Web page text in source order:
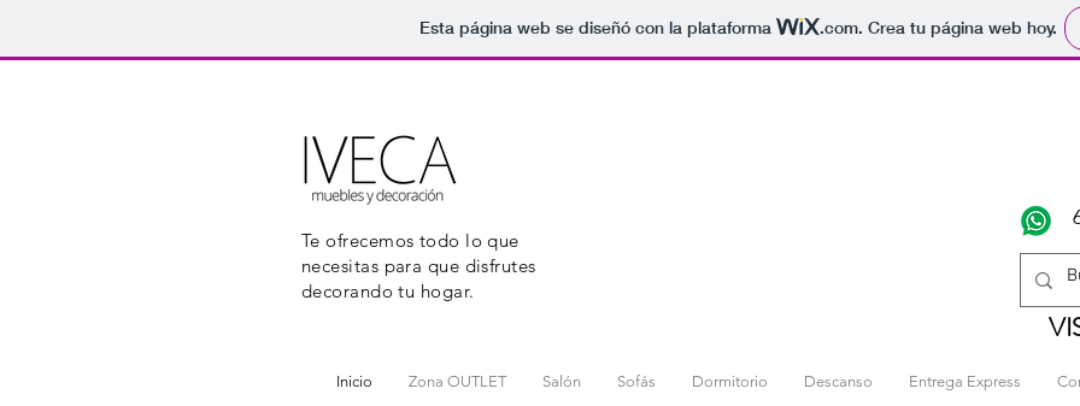
Esta página web se diseñó con la plataforma .com. Crea tu página web hoy.
Te ofrecemos todo lo que
necesitas para que disfrutes
decorando tu hogar.
Inicio Zona OUTLET Salón Sofás Dormitorio Descanso Entrega Express